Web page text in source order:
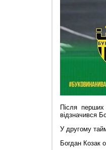
Після
відзначився
У другому
Богдан Козак